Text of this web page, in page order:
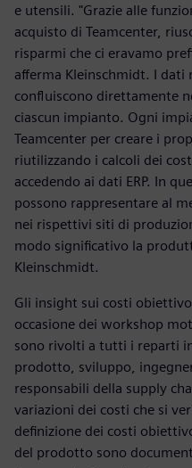
e utensili. "Grazie alle
acquisto di Teamcenter,
risparmi che ci eravamo
afferma Kleinschmidt. I dati
confluiscono direttamente
ciascun impianto. Ogni
Teamcenter per creare i
riutilizzando i calcoli dei
accedendo ai dati ERP. In
possono rappresentare al
nei rispettivi siti di
modo significativo la
Kleinschmidt.
Gli insight sui costi
occasione dei workshop
sono rivolti a tutti i reparti
prodotto, sviluppo,
responsabili della supply
variazioni dei costi che si
definizione dei costi
del prodotto sono